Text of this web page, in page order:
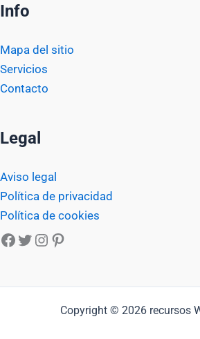
Info
Mapa del sitio
Servicios
Contacto
Legal
Aviso legal
Política de privacidad
Política de cookies
Facebook
Twitter
Instagram
Pinterest
Copyright © 2026 recursos